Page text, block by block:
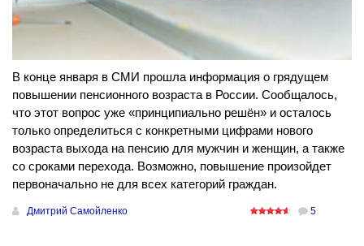
В конце января в СМИ прошла информация о грядущем
повышении пенсионного возраста в России. Сообщалось,
что этот вопрос уже «принципиально решён» и осталось
только определиться с конкретными цифрами нового
возраста выхода на пенсию для мужчин и женщин, а также
со сроками перехода. Возможно, повышение произойдет
первоначально не для всех категорий граждан.
Дмитрий Самойленко 5